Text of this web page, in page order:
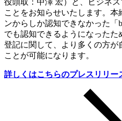
ことをお知らせいたします。本
ンからしか認知できなかった「
でも認知できるようになった
登記に関して、より多くの方が
ことが可能になります。
詳しくはこちらのプレスリリー